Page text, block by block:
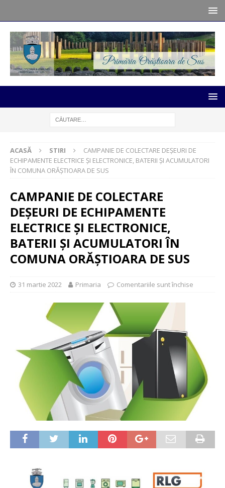
ACASĂ STIRI
CAMPANIE DE COLECTARE DEȘEURI DE
ECHIPAMENTE ELECTRICE ȘI ELECTRONICE, BATERII ȘI ACUMULATORI
ÎN COMUNA ORĂȘTIOARA DE SUS
CAMPANIE DE COLECTARE
DEȘEURI DE ECHIPAMENTE
ELECTRICE ȘI ELECTRONICE,
BATERII ȘI ACUMULATORI ÎN
COMUNA ORĂȘTIOARA DE SUS
31 martie 2022 Primaria Comentariile sunt închise